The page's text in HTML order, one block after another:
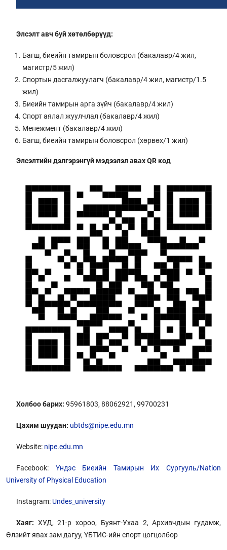
Элсэлт авч буй хөтөлбөрүүд:
Багш, биеийн тамирын боловсрол (бакалавр/4 жил,
магистр/5 жил)
Спортын дасгалжуулагч (бакалавр/4 жил, магистр/1.5
жил)
Биеийн тамирын арга зүйч (бакалавр/4 жил)
Спорт аялал жуулчлал (бакалавр/4 жил)
Менежмент (бакалавр/4 жил)
Багш, биеийн тамирын боловсрол (хөрвөх/1 жил)
Элсэлтийн дэлгэрэнгүй мэдээлэл авах QR код
Холбоо барих: 95961803, 88062921, 99700231
Цахим шуудан: ubtds@nipe.edu.mn
Website: nipe.edu.mn
Facebook: Үндэс Биеийн Тамирын Их Сургууль/Nation
University of Physical Education
Instagram: Undes_university
Хаяг: ХУД, 21-р хороо, Буянт-Ухаа 2, Архивчдын гудамж,
Өлзийт явах зам дагуу, ҮБТИС-ийн спорт цогцолбор